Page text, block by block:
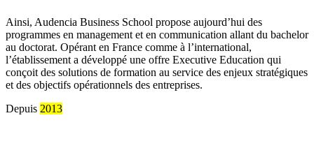
Ainsi, Audencia Business School propose aujourd’hui des
programmes en management et en communication allant du bachelor
au doctorat. Opérant en France comme à l’international,
l’établissement a développé une offre Executive Education qui
conçoit des solutions de formation au service des enjeux stratégiques
et des objectifs opérationnels des entreprises.
Depuis 2013